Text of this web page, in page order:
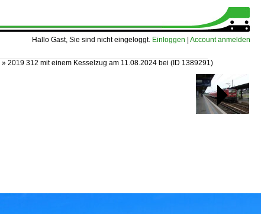
Hallo Gast, Sie sind nicht eingeloggt. Einloggen Account anmelden
» 2019 312 mit einem Kesselzug am 11.08.2024 bei (ID 1389291)